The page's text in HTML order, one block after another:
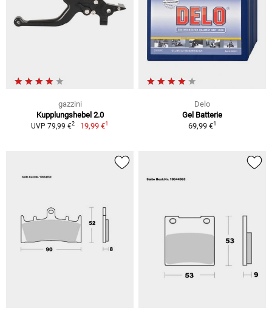
gazzini
Kupplungshebel 2.0
UVP 79,99 €2 19,99 €1
Delo
Gel Batterie
69,99 €1